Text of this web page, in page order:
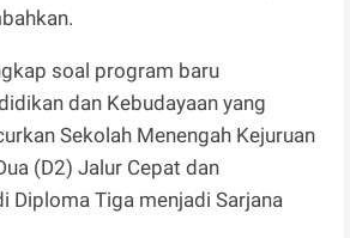
soal program baru
dan Kebudayaan yang
Sekolah Menengah Kejuruan
(D2) Jalur Cepat dan
Diploma Tiga menjadi Sarjana